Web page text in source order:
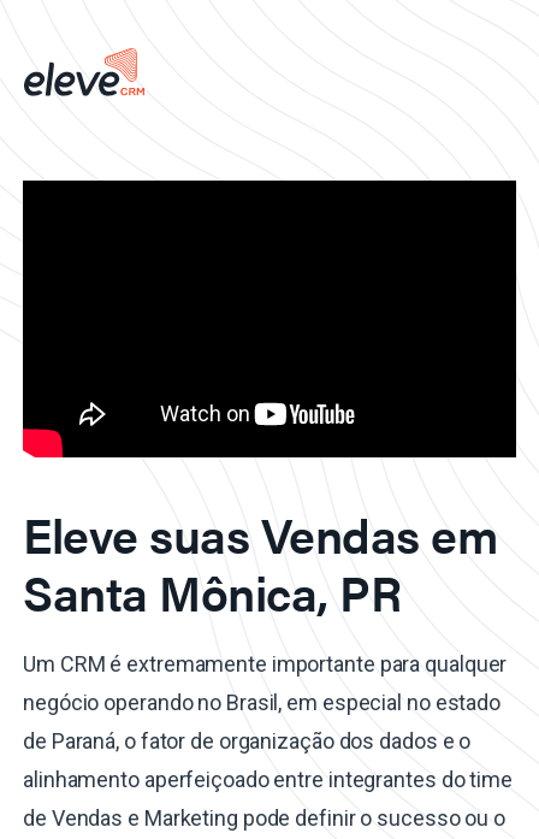
Eleve suas Vendas em
Santa Mônica, PR
Um CRM é extremamente importante para qualquer
negócio operando no Brasil, em especial no estado
de Paraná, o fator de organização dos dados e o
alinhamento aperfeiçoado entre integrantes do time
de Vendas e Marketing pode definir o sucesso ou o